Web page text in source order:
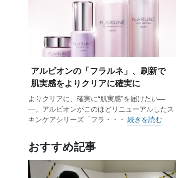
アルビオンの「フラルネ」、刷新で
肌実感をよりクリアに確実に
よりクリアに、確実に“肌実感”を届けたい―
―。アルビオンがこのほどリニューアルしたス
キンケアシリーズ「フラ・・・ 続きを読む
おすすめ記事